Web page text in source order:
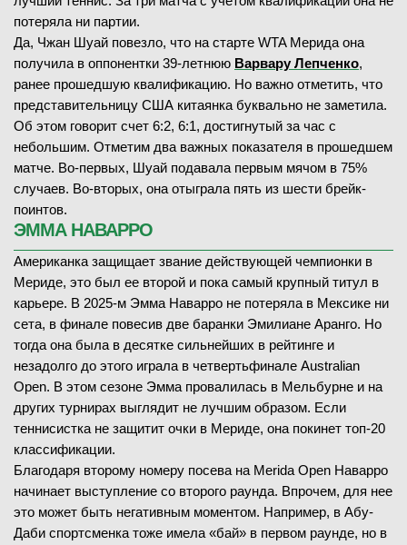
потеряла ни партии.
Да, Чжан Шуай повезло, что на старте WTA Мерида она
получила в оппонентки 39-летнюю Варвару Лепченко,
ранее прошедшую квалификацию. Но важно отметить, что
представительницу США китаянка буквально не заметила.
Об этом говорит счет 6:2, 6:1, достигнутый за час с
небольшим. Отметим два важных показателя в прошедшем
матче. Во-первых, Шуай подавала первым мячом в 75%
случаев. Во-вторых, она отыграла пять из шести брейк-
поинтов.
ЭММА НАВАРРО
Американка защищает звание действующей чемпионки в
Мериде, это был ее второй и пока самый крупный титул в
карьере. В 2025-м Эмма Наварро не потеряла в Мексике ни
сета, в финале повесив две баранки Эмилиане Аранго. Но
тогда она была в десятке сильнейших в рейтинге и
незадолго до этого играла в четвертьфинале Australian
Open. В этом сезоне Эмма провалилась в Мельбурне и на
других турнирах выглядит не лучшим образом. Если
теннисистка не защитит очки в Мериде, она покинет топ-20
классификации.
Благодаря второму номеру посева на Merida Open Наварро
начинает выступление со второго раунда. Впрочем, для нее
это может быть негативным моментом. Например, в Абу-
Даби спортсменка тоже имела «бай» в первом раунде, но в